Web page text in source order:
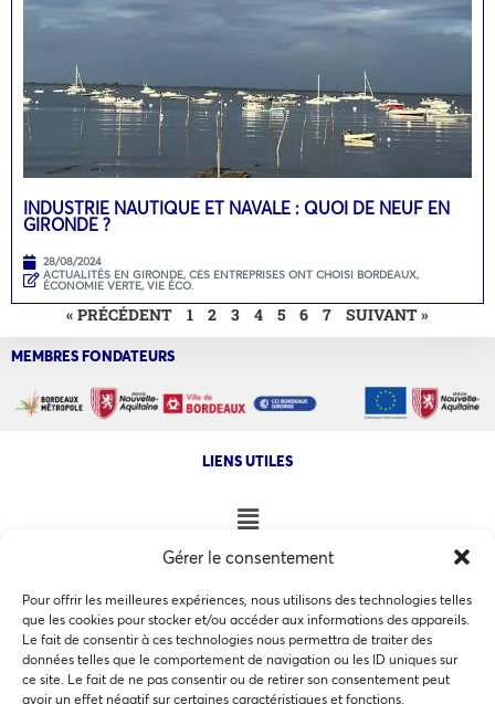
Gérer le consentement
Pour offrir les meilleures expériences, nous utilisons des technologies telles
que les cookies pour stocker et/ou accéder aux informations des appareils.
Le fait de consentir à ces technologies nous permettra de traiter des
données telles que le comportement de navigation ou les ID uniques sur
ce site. Le fait de ne pas consentir ou de retirer son consentement peut
avoir un effet négatif sur certaines caractéristiques et fonctions.
Ce site utilise des cookies pour les statistiques et pour
INDUSTRIE NAUTIQUE ET NAVALE : QUOI DE NEUF EN
GIRONDE ?
28/08/2024
ACTUALITÉS EN GIRONDE, CES ENTREPRISES ONT CHOISI BORDEAUX,
ÉCONOMIE VERTE, VIE ÉCO.
« PRÉCÉDENT 1 2 3 4 5 6 7 SUIVANT »
MEMBRES FONDATEURS
LIENS UTILES
NOS AUTRES SITES